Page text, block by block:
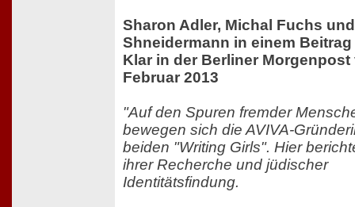
Sharon Adler, Michal Fuchs
Shneidermann in einem
Klar in der Berliner Morgenpost
Februar 2013
"Auf den Spuren fremder
bewegen sich die AVIVA-
beiden "Writing Girls". Hier
ihrer Recherche und jüdischer
Identitätsfindung.